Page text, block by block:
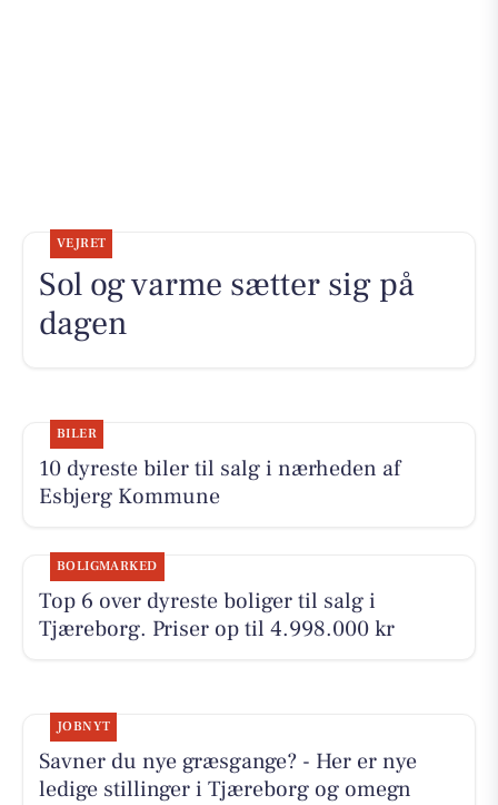
VEJRET
Sol og varme sætter sig på
dagen
BILER
10 dyreste biler til salg i nærheden af
Esbjerg Kommune
BOLIGMARKED
Top 6 over dyreste boliger til salg i
Tjæreborg. Priser op til 4.998.000 kr
JOBNYT
Savner du nye græsgange? - Her er nye
ledige stillinger i Tjæreborg og omegn